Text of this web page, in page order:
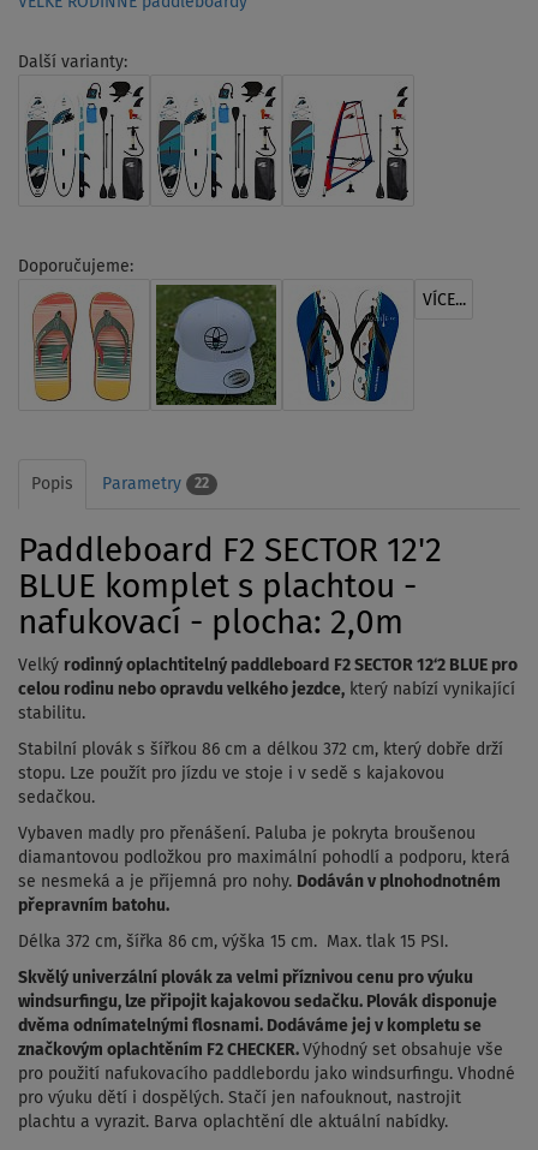
Další varianty:
Doporučujeme:
VÍCE...
Popis Parametry 22
Paddleboard F2 SECTOR 12'2
BLUE komplet s plachtou -
nafukovací - plocha: 2,0m
Velký rodinný oplachtitelný paddleboard
F2 SECTOR 12‘2 BLUE pro
celou rodinu nebo opravdu velkého jezdce, který nabízí vynikající
stabilitu.
Stabilní plovák s šířkou 86 cm a délkou 372 cm, který dobře drží
stopu. Lze použít pro jízdu ve stoje i v sedě s kajakovou
sedačkou.
Vybaven madly pro přenášení. Paluba je pokryta broušenou
diamantovou podložkou pro maximální pohodlí a podporu, která
se nesmeká a je příjemná pro nohy. Dodáván v plnohodnotném
přepravním batohu.
Délka 372 cm, šířka 86 cm, výška 15 cm. Max. tlak 15 PSI.
Skvělý univerzální plovák za velmi příznivou cenu pro výuku
windsurfingu, lze připojit kajakovou sedačku. Plovák disponuje
dvěma odnímatelnými flosnami. Dodáváme jej v kompletu se
značkovým oplachtěním F2 CHECKER. Výhodný set obsahuje vše
pro použití nafukovacího paddlebordu jako windsurfingu. Vhodné
pro výuku dětí i dospělých. Stačí jen nafouknout, nastrojit
plachtu a vyrazit. Barva oplachtění dle aktuální nabídky.